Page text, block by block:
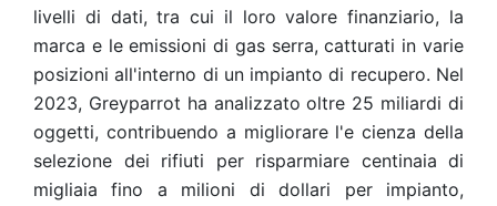
livelli di dati, tra cui il loro valore finanziario, la
marca e le emissioni di gas serra, catturati in varie
posizioni all'interno di un impianto di recupero. Nel
2023, Greyparrot ha analizzato oltre 25 miliardi di
oggetti, contribuendo a migliorare l'e cienza della
selezione dei rifiuti per risparmiare centinaia di
migliaia fino a milioni di dollari per impianto,